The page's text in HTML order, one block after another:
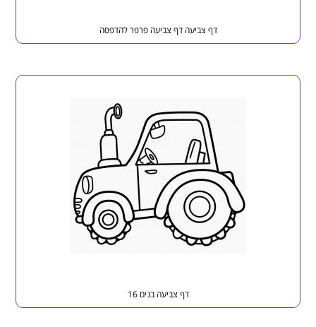
דף צביעה דף צביעה פרפר להדפסה
דף צביעה בנים 16